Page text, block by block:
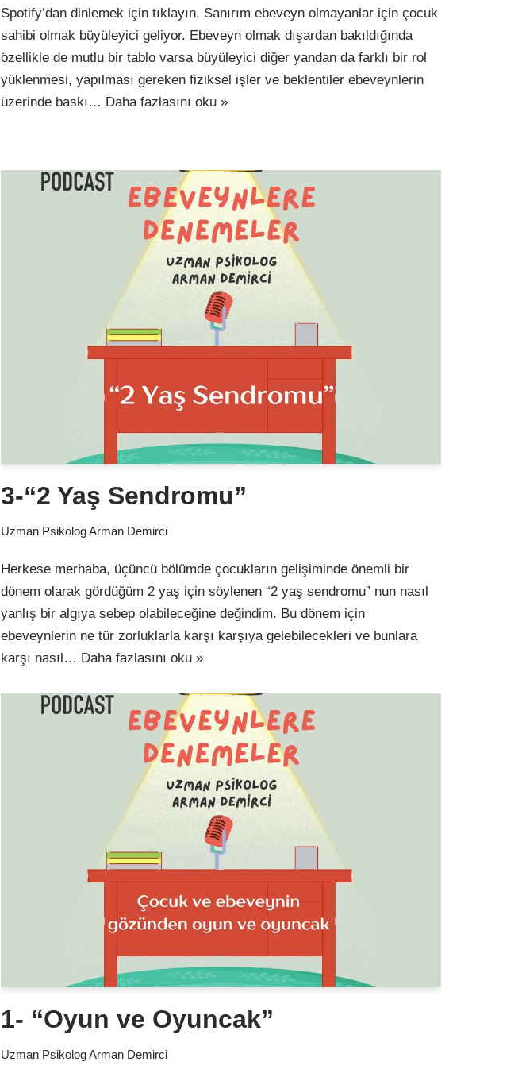
Spotify’dan dinlemek için tıklayın. Sanırım ebeveyn olmayanlar için çocuk
sahibi olmak büyüleyici geliyor. Ebeveyn olmak dışardan bakıldığında
özellikle de mutlu bir tablo varsa büyüleyici diğer yandan da farklı bir rol
yüklenmesi, yapılması gereken fiziksel işler ve beklentiler ebeveynlerin
üzerinde baskı… Daha fazlasını oku »
3-“2 Yaş Sendromu”
Uzman Psikolog Arman Demirci
Herkese merhaba, üçüncü bölümde çocukların gelişiminde önemli bir
dönem olarak gördüğüm 2 yaş için söylenen “2 yaş sendromu” nun nasıl
yanlış bir algıya sebep olabileceğine değindim. Bu dönem için
ebeveynlerin ne tür zorluklarla karşı karşıya gelebilecekleri ve bunlara
karşı nasıl… Daha fazlasını oku »
1- “Oyun ve Oyuncak”
Uzman Psikolog Arman Demirci